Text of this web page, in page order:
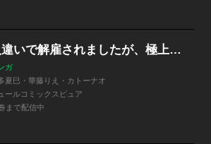
人違いで解雇されましたが、極上御曹司に拾われ溺愛されたので幸せです！【単話売】
ガ
夏巳・華藤りえ・カトーナオ
ールコミックスピュア
まで配信中